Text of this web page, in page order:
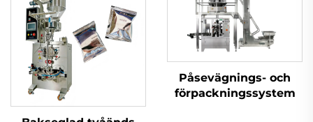
Påsevägnings- och
förpackningssystem